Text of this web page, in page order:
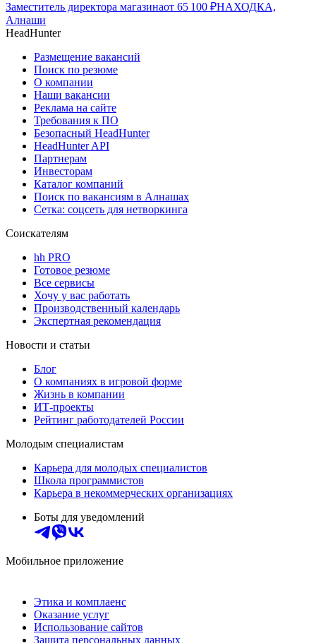
Заместитель директора магазинаот 65 100 ₽НАХОДКА,
Алнаши
HeadHunter
Размещение вакансий
Поиск по резюме
О компании
Наши вакансии
Реклама на сайте
Требования к ПО
Безопасный HeadHunter
HeadHunter API
Партнерам
Инвесторам
Каталог компаний
Поиск по вакансиям в Алнашах
Сетка: соцсеть для нетворкинга
Соискателям
hh PRO
Готовое резюме
Все сервисы
Хочу у вас работать
Производственный календарь
Экспертная рекомендация
Новости и статьи
Блог
О компаниях в игровой форме
Жизнь в компании
ИТ-проекты
Рейтинг работодателей России
Молодым специалистам
Карьера для молодых специалистов
Школа программистов
Карьера в некоммерческих организациях
Боты для уведомлений
Мобильное приложение
Этика и комплаенс
Оказание услуг
Использование сайтов
Защита персональных данных